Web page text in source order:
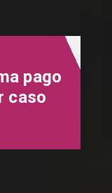
pago
caso